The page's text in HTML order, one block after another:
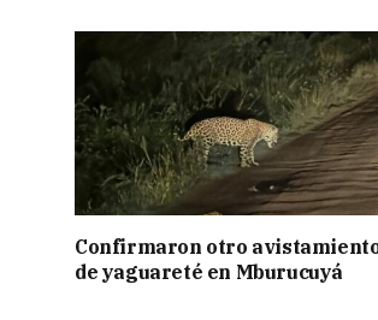
Confirmaron otro
de yaguareté en Mburucuyá